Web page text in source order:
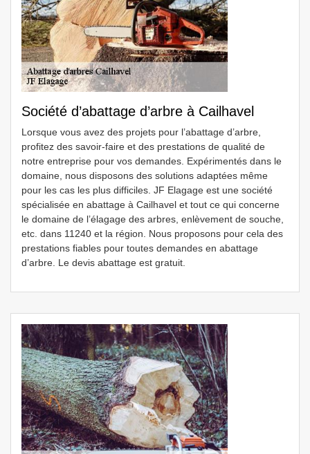
Société d’abattage d’arbre à Cailhavel
Lorsque vous avez des projets pour l’abattage d’arbre,
profitez des savoir-faire et des prestations de qualité de
notre entreprise pour vos demandes. Expérimentés dans le
domaine, nous disposons des solutions adaptées même
pour les cas les plus difficiles. JF Elagage est une société
spécialisée en abattage à Cailhavel et tout ce qui concerne
le domaine de l’élagage des arbres, enlèvement de souche,
etc. dans 11240 et la région. Nous proposons pour cela des
prestations fiables pour toutes demandes en abattage
d’arbre. Le devis abattage est gratuit.